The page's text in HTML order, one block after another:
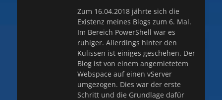
Zum 16.04.2018 jährte sich die
Existenz meines Blogs zum 6. Mal.
Im Bereich PowerShell war es
ruhiger. Allerdings hinter den
Kulissen ist einiges geschehen. Der
Blog ist von einem angemietetem
Webspace auf einen vServer
umgezogen. Dies war der erste
Schritt und die Grundlage dafür